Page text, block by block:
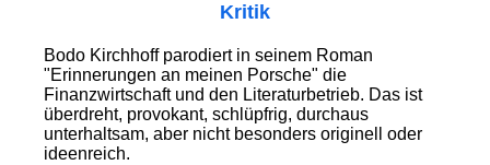
Kritik
Bodo Kirchhoff parodiert in seinem Roman
"Erinnerungen an meinen Porsche" die
Finanzwirtschaft und den Literaturbetrieb. Das ist
über­dreht, provokant, schlüpfrig, durch­aus
unterhaltsam, aber nicht beson­ders originell oder
ideenreich.